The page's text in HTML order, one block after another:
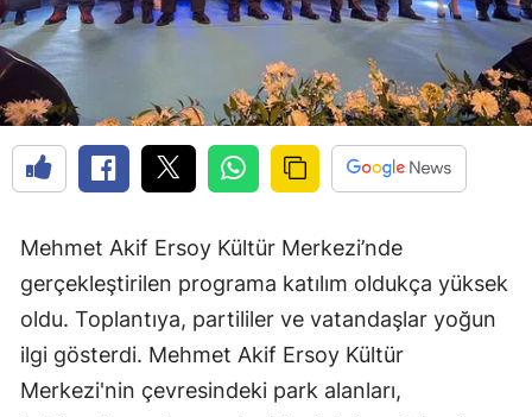
Mehmet Akif Ersoy Kültür Merkezi’nde
gerçekleştirilen programa katılım oldukça yüksek
oldu. Toplantıya, partililer ve vatandaşlar yoğun
ilgi gösterdi. Mehmet Akif Ersoy Kültür
Merkezi'nin çevresindeki park alanları,